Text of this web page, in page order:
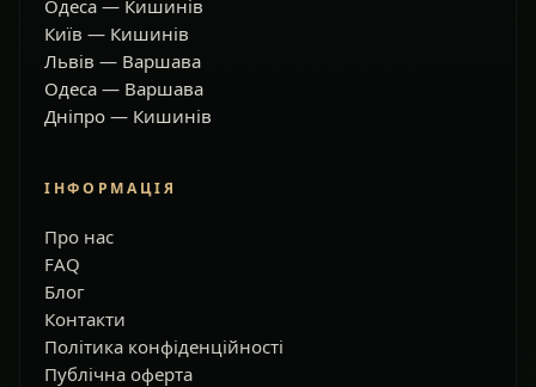
Одеса — Кишинів
Київ — Кишинів
Львів — Варшава
Одеса — Варшава
Дніпро — Кишинів
ІНФОРМАЦІЯ
Про нас
FAQ
Блог
Контакти
Політика конфіденційності
Публічна оферта